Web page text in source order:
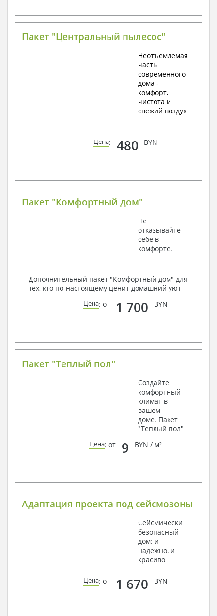
Пакет "Центральный пылесос"
Неотъемлемая
часть
современного
дома -
комфорт,
чистота и
свежий воздух
Цена: 480 BYN
Пакет "Комфортный дом"
Не
отказывайте
себе в
комфорте.
Дополнительный пакет "Комфортный дом" для
тех, кто по-настоящему ценит домашний уют
Цена: от 1 700 BYN
Пакет "Теплый пол"
Создайте
комфортный
климат в
вашем
доме. Пакет
"Теплый пол"
Цена: от 9 BYN / м²
Адаптация проекта под сейсмозоны
Сейсмически
безопасный
дом: и
надежно, и
красиво
Цена: от 1 670 BYN